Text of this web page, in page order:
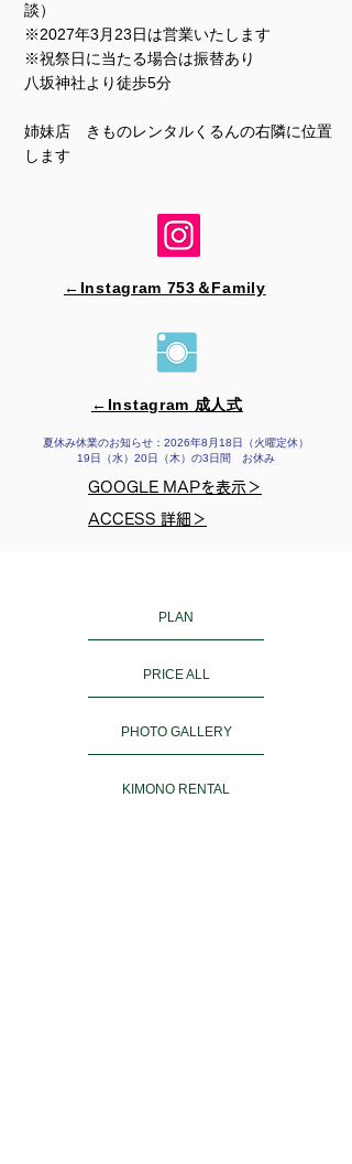
談）
※2027年3月23日は営業いたします
※祝祭日に当たる場合は振替あり
​​八坂神社より徒歩5分
姉妹店 きものレンタルくるんの右隣に位置
します
←Instagram 753＆​Family
←Instagram 成人式
夏休み休業のお知らせ：2026年8月18日（火曜定休）
19日（水）20日（木）の3日間 お休み
GOOGLE MAPを表示＞
ACCESS 詳細＞
PLAN
PRICE ALL
PHOTO GALLERY
KIMONO RENTAL